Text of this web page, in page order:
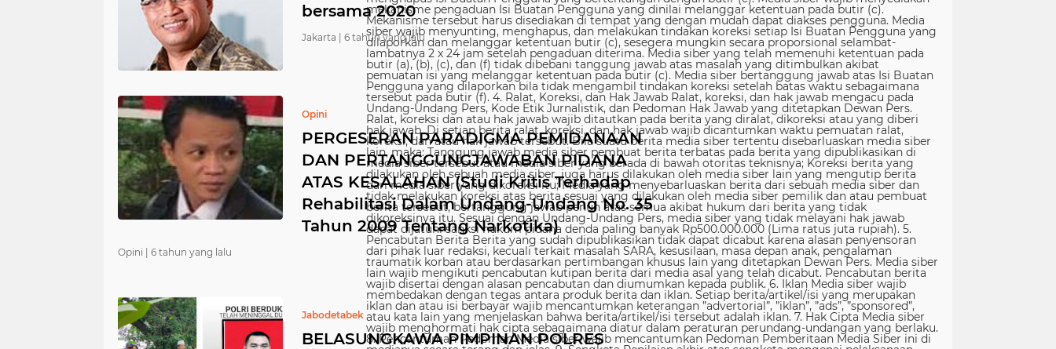
bersama 2020
Jakarta | 6 tahun yang lalu
Opini
PERGESERAN PARADIGMA PEMIDANAAN
DAN PERTANGGUNGJAWABAN PIDANA
ATAS KESALAHAN (Studi Kritis Terhadap
Rehabilitasi Dalam Undang-Undang No. 35
Tahun 2009 Tentang Narkotika)
Opini | 6 tahun yang lalu
Jabodetabek
BELASUNGKAWA PIMPINAN POLRES